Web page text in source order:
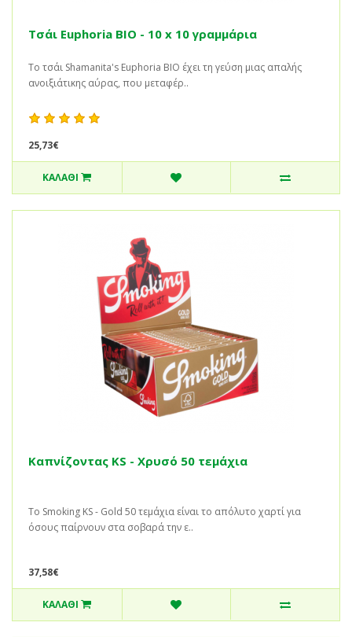
Τσάι Euphoria BIO - 10 x 10 γραμμάρια
Το τσάι Shamanita's Euphoria BIO έχει τη γεύση μιας απαλής
ανοιξιάτικης αύρας, που μεταφέρ..
25,73€
ΚΑΛΆΘΙ
Καπνίζοντας KS - Χρυσό 50 τεμάχια
Το Smoking KS - Gold 50 τεμάχια είναι το απόλυτο χαρτί για
όσους παίρνουν στα σοβαρά την ε..
37,58€
ΚΑΛΆΘΙ